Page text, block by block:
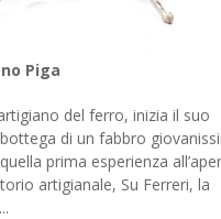
Piga
del ferro, inizia il suo
di un fabbro
prima esperienza
artigianale, Su Ferreri, la